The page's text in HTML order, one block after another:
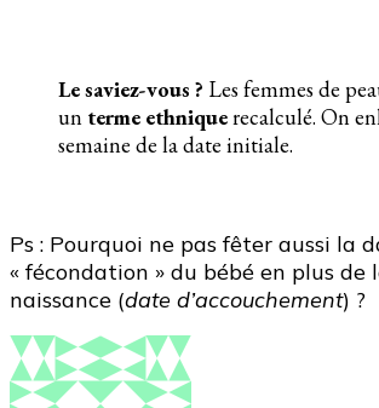
Le saviez-vous ? Les femmes de
un terme ethniquerecalculé. On
semaine de la date initiale.
Ps : Pourquoi ne pas fêter aussi la
« fécondation » du bébé en plus de
naissance (date d’accouchement) ?